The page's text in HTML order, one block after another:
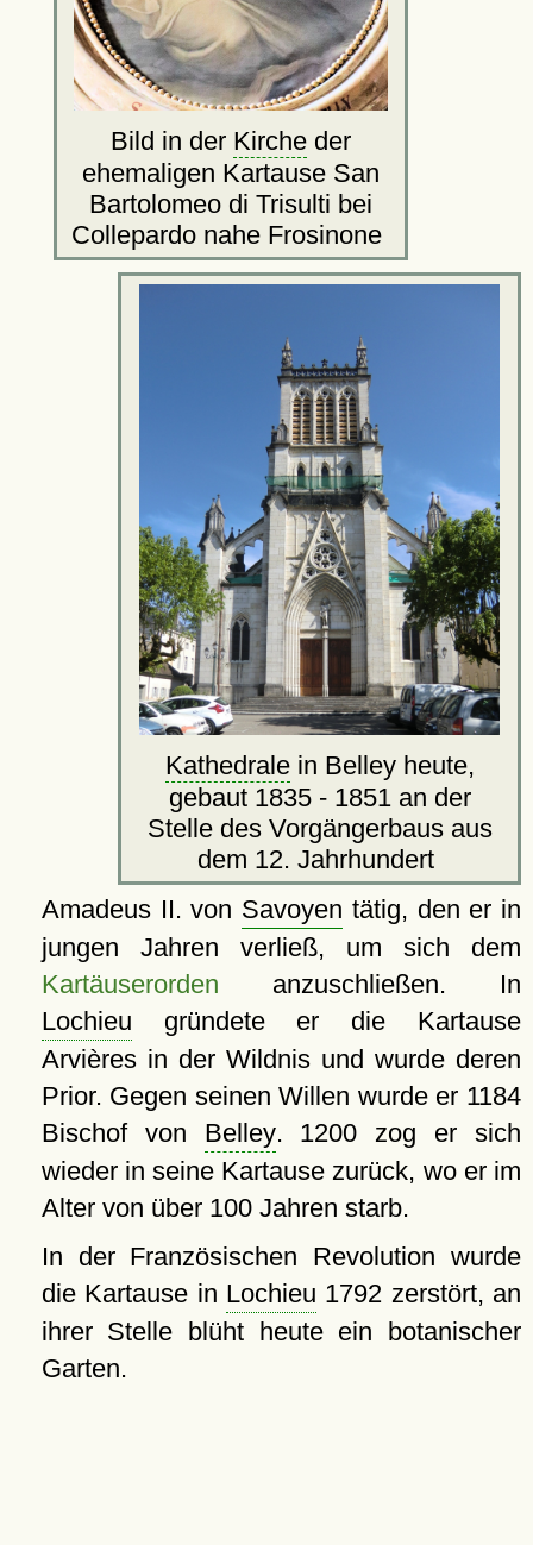
Bild in der Kircheder
ehemaligen Kartause San
Bartolomeo di Trisulti bei
Collepardo nahe Frosinone
Kathedralein Belley heute,
gebaut 1835 - 1851 an der
Stelle des Vorgängerbaus aus
dem 12. Jahrhundert
Amadeus II. von Savoyen tätig, den er in
jungen Jahren verließ, um sich dem
Kartäuserorden anzuschließen. In
Lochieu gründete er die Kartause
Arvières in der Wildnis und wurde deren
Prior. Gegen seinen Willen wurde er 1184
Bischof von Belley. 1200 zog er sich
wieder in seine Kartause zurück, wo er im
Alter von über 100 Jahren starb.
In der Französischen Revolution wurde
die Kartause in Lochieu 1792 zerstört, an
ihrer Stelle blüht heute ein botanischer
Garten.